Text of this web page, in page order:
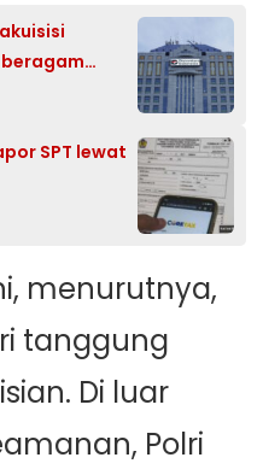
SPT lewat
menurutnya,
tanggung
Di luar
Polri